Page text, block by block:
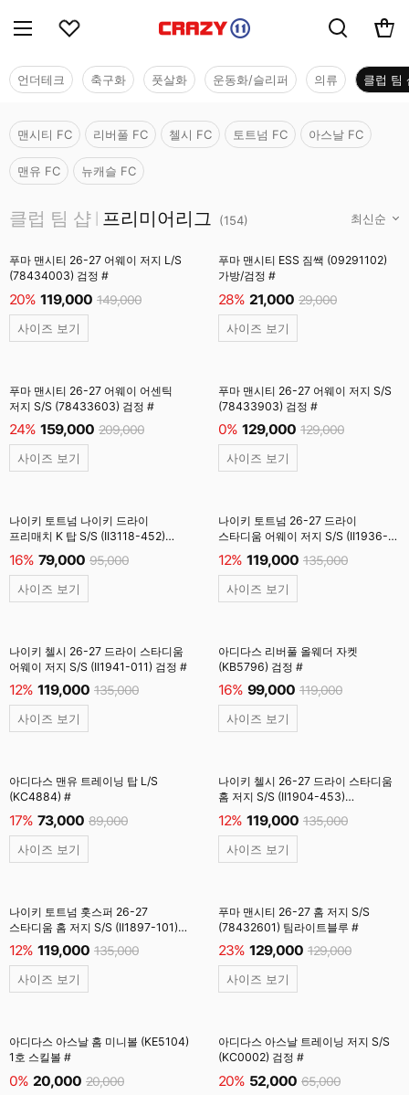
언더테크 축구화 풋살화 운동화/슬리퍼 의류 클럽 팀
맨시티 FC 리버풀 FC 첼시 FC 토트넘 FC 아스날 FC
맨유 FC 뉴캐슬 FC
클럽 팀 샵 프리미어리그 (154)
푸마 맨시티 26-27 어웨이 저지 L/S
(78434003) 검정 #
20% 119,000 149,000
사이즈 보기
푸마 맨시티 ESS 짐쌕 (09291102)
가방/검정 #
28% 21,000 29,000
사이즈 보기
푸마 맨시티 26-27 어웨이 어센틱
저지 S/S (78433603) 검정 #
24% 159,000 209,000
사이즈 보기
푸마 맨시티 26-27 어웨이 저지 S/S
(78433903) 검정 #
0% 129,000 129,000
사이즈 보기
나이키 토트넘 나이키 드라이
프리매치 K 탑 S/S (II3118-452)
옵시디언
16% 79,000 95,000
사이즈 보기
나이키 토트넘 26-27 드라이
스타디움 어웨이 저지 S/S (II1936-
452) 옵시디언
12% 119,000 135,000
사이즈 보기
나이키 첼시 26-27 드라이 스타디움
어웨이 저지 S/S (II1941-011) 검정 #
12% 119,000 135,000
사이즈 보기
아디다스 리버풀 올웨더 자켓
(KB5796) 검정 #
16% 99,000 119,000
사이즈 보기
아디다스 맨유 트레이닝 탑 L/S
(KC4884) #
17% 73,000 89,000
사이즈 보기
나이키 첼시 26-27 드라이 스타디움
홈 저지 S/S (II1904-453)
브라이트블루 #
12% 119,000 135,000
사이즈 보기
나이키 토트넘 홋스퍼 26-27
스타디움 홈 저지 S/S (II1897-101)
백색 #
12% 119,000 135,000
사이즈 보기
푸마 맨시티 26-27 홈 저지 S/S
(78432601) 팀라이트블루 #
23% 129,000 129,000
사이즈 보기
아디다스 아스날 홈 미니볼 (KE5104)
1호 스킬볼 #
0% 20,000 20,000
아디다스 아스날 트레이닝 저지 S/S
(KC0002) 검정 #
20% 52,000 65,000